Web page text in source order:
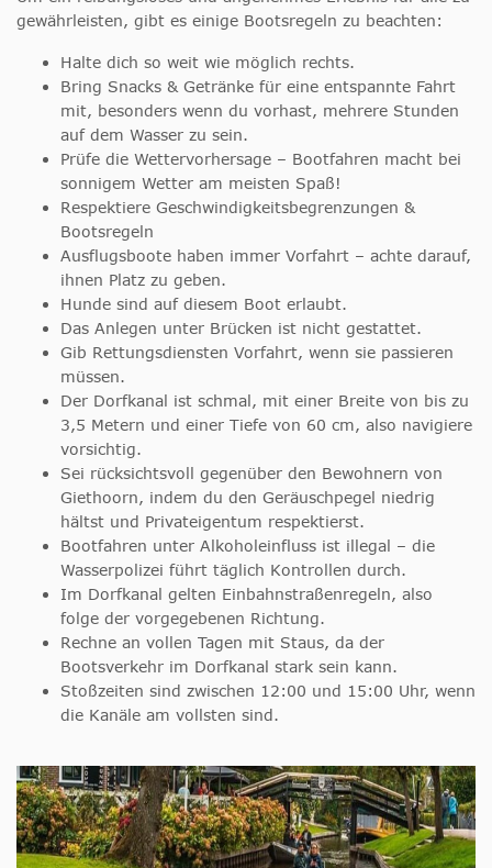
gewährleisten, gibt es einige Bootsregeln zu beachten:
Halte dich so weit wie möglich rechts.
Bring Snacks & Getränke für eine entspannte Fahrt
mit, besonders wenn du vorhast, mehrere Stunden
auf dem Wasser zu sein.
Prüfe die Wettervorhersage – Bootfahren macht bei
sonnigem Wetter am meisten Spaß!
Respektiere Geschwindigkeitsbegrenzungen &
Bootsregeln
Ausflugsboote haben immer Vorfahrt – achte darauf,
ihnen Platz zu geben.
Hunde sind auf diesem Boot erlaubt.
Das Anlegen unter Brücken ist nicht gestattet.
Gib Rettungsdiensten Vorfahrt, wenn sie passieren
müssen.
Der Dorfkanal ist schmal, mit einer Breite von bis zu
3,5 Metern und einer Tiefe von 60 cm, also navigiere
vorsichtig.
Sei rücksichtsvoll gegenüber den Bewohnern von
Giethoorn, indem du den Geräuschpegel niedrig
hältst und Privateigentum respektierst.
Bootfahren unter Alkoholeinfluss ist illegal – die
Wasserpolizei führt täglich Kontrollen durch.
Im Dorfkanal gelten Einbahnstraßenregeln, also
folge der vorgegebenen Richtung.
Rechne an vollen Tagen mit Staus, da der
Bootsverkehr im Dorfkanal stark sein kann.
Stoßzeiten sind zwischen 12:00 und 15:00 Uhr, wenn
die Kanäle am vollsten sind.